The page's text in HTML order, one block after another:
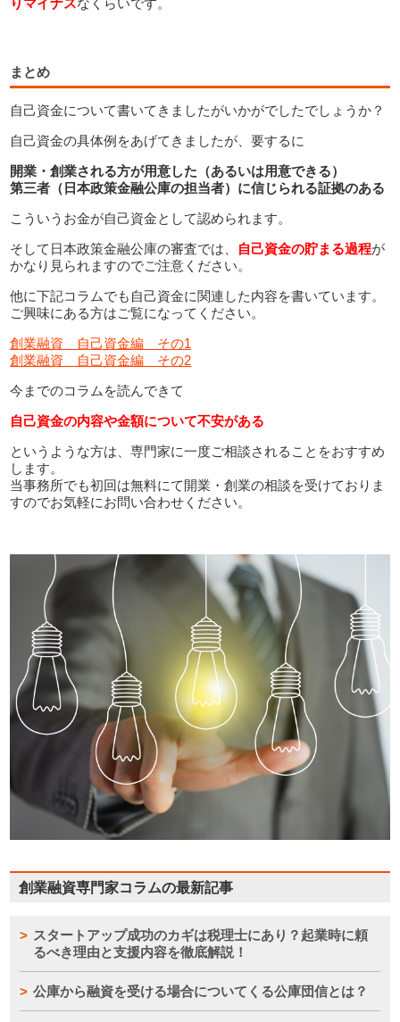
りマイナスなくらいです。
まとめ
自己資金について書いてきましたがいかがでしたでしょうか？
自己資金の具体例をあげてきましたが、要するに
開業・創業される方が用意した（あるいは用意できる）
第三者（日本政策金融公庫の担当者）に信じられる証拠のある
こういうお金が自己資金として認められます。
そして日本政策金融公庫の審査では、
自己資金の貯まる過程が
かなり見られますのでご注意ください。
他に下記コラムでも自己資金に関連した内容を書いています。
ご興味にある方はご覧になってください。
創業融資 自己資金編 その1
創業融資 自己資金編 その2
今までのコラムを読んできて
自己資金の内容や金額について不安がある
というような方は、専門家に一度ご相談されることをおすすめ
します。
当事務所でも初回は無料にて開業・創業の相談を受けておりま
すのでお気軽にお問い合わせください。
創業融資専門家コラムの最新記事
スタートアップ成功のカギは税理士にあり？起業時に頼
るべき理由と支援内容を徹底解説！
公庫から融資を受ける場合についてくる公庫団信とは？